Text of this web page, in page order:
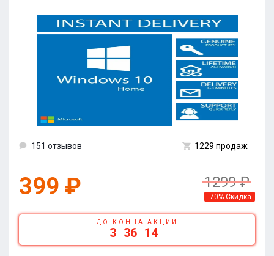
151 отзывов 1229 продаж
399 ₽ 1299 ₽
-70% Скидка
ДО КОНЦА АКЦИИ
3 36 13